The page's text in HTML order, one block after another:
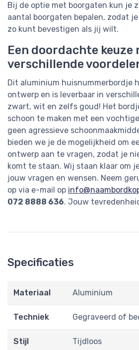
Bij de optie met boorgaten kun je
aantal boorgaten bepalen, zodat
zo kunt bevestigen als jij wilt.
Een doordachte keuze
verschillende
Dit aluminium huisnummerbordje
ontwerp en is leverbaar in
zwart, wit en zelfs goud! Het
schoon te maken met een
geen agressieve
bieden we je de mogelijkheid om
ontwerp aan te vragen, zodat je
komt te staan. Wij staan klaar om
jouw vragen en wensen. Neem
op via e-mail op
072 8888 636. Jouw
Specificaties
Materiaal Aluminium
Techniek Gegraveerd of
Stijl Tijdloos